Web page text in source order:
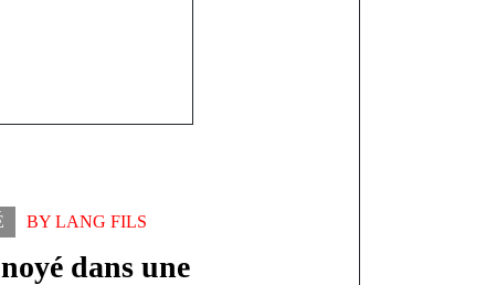
BYLANG FILS
dans une